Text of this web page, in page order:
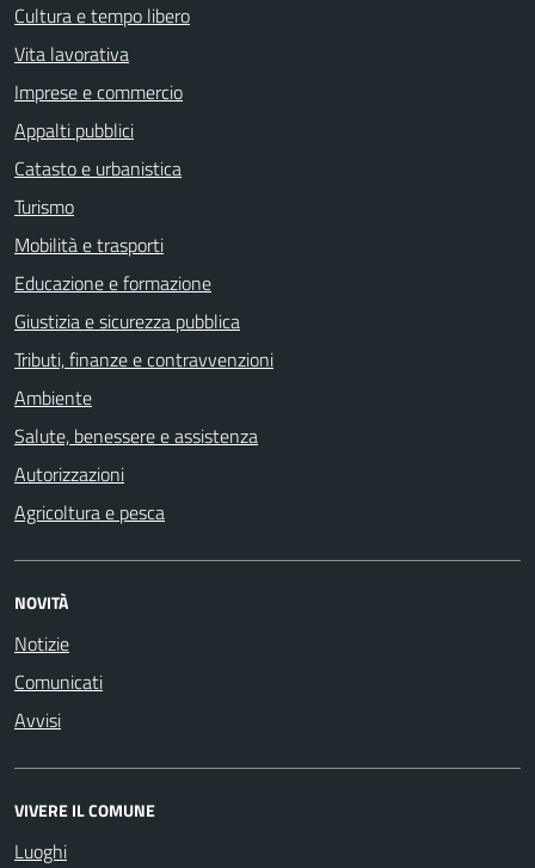
Cultura e tempo libero
Vita lavorativa
Imprese e commercio
Appalti pubblici
Catasto e urbanistica
Turismo
Mobilità e trasporti
Educazione e formazione
Giustizia e sicurezza pubblica
Tributi, finanze e contravvenzioni
Ambiente
Salute, benessere e assistenza
Autorizzazioni
Agricoltura e pesca
NOVITÀ
Notizie
Comunicati
Avvisi
VIVERE IL COMUNE
Luoghi